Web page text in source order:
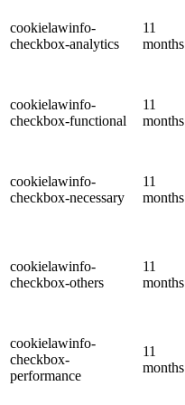
cookielawinfo-
checkbox-analytics
11
months
cookielawinfo-
checkbox-functional
11
months
cookielawinfo-
checkbox-necessary
11
months
cookielawinfo-
checkbox-others
11
months
cookielawinfo-
checkbox-
performance
11
months